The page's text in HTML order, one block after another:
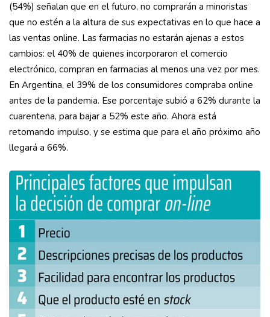
(54%) señalan que en el futuro, no comprarán a minoristas
que no estén a la altura de sus expectativas en lo que hace a
las ventas online. Las farmacias no estarán ajenas a estos
cambios: el 40% de quienes incorporaron el comercio
electrónico, compran en farmacias al menos una vez por mes.
En Argentina, el 39% de los consumidores compraba online
antes de la pandemia. Ese porcentaje subió a 62% durante la
cuarentena, para bajar a 52% este año. Ahora está
retomando impulso, y se estima que para el año próximo año
llegará a 66%.